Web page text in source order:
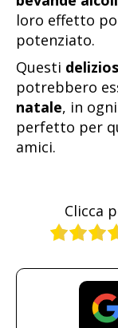
loro effetto
potenziato.
Questi
potrebbero
natale, in
perfetto per
amici.
Clicca